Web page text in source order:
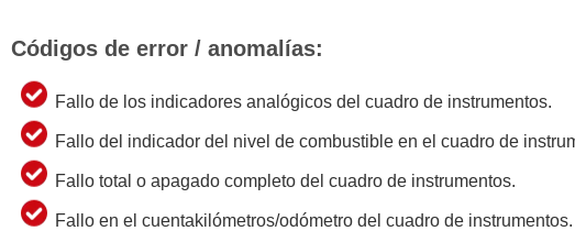
Códigos de error / anomalías:
Fallo de los indicadores analógicos del cuadro de instrumentos.
Fallo del indicador del nivel de combustible en el cuadro de
Fallo total o apagado completo del cuadro de instrumentos.
Fallo en el cuentakilómetros/odómetro del cuadro de instrumentos.